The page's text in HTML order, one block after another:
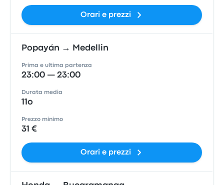
Orari e prezzi
Popayán → Medellin
Prima e ultima partenza
23:00 — 23:00
Durata media
11o
Prezzo minimo
31 €
Orari e prezzi